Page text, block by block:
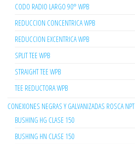
CODO RADIO LARGO 90° WPB
REDUCCION CONCENTRICA WPB
REDUCCION EXCENTRICA WPB
SPLIT TEE WPB
STRAIGHT TEE WPB
TEE REDUCTORA WPB
CONEXIONES NEGRAS Y GALVANIZADAS ROSCA NPT
BUSHING HG CLASE 150
BUSHING HN CLASE 150